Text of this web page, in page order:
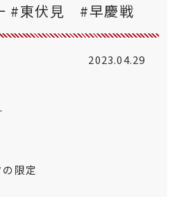
#東伏見 #早慶戦
2023.04.29
限定